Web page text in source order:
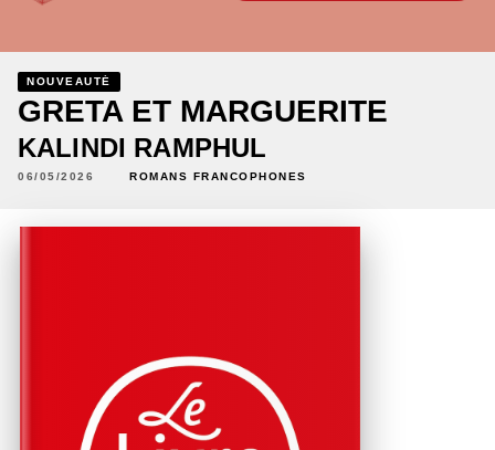
NOUVEAUTÉ
GRETA ET MARGUERITE
KALINDI RAMPHUL
06/05/2026 ROMANS FRANCOPHONES